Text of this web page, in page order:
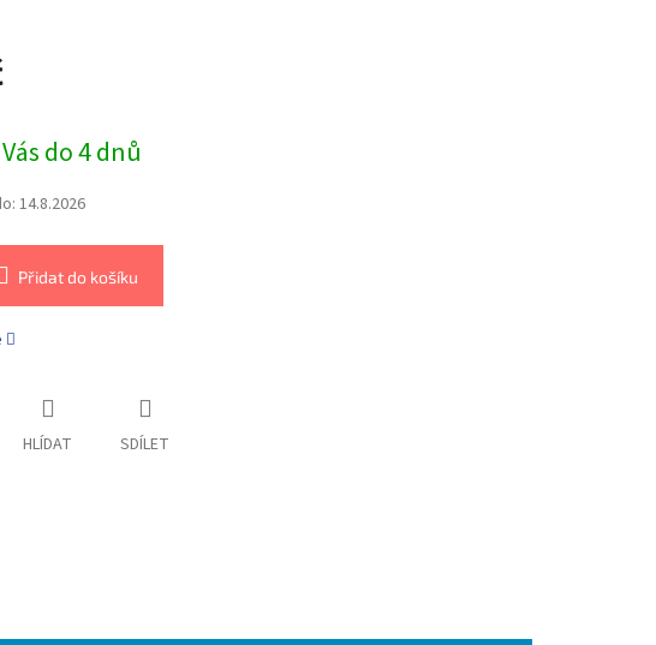
do 4 dnů
14.8.2026
Přidat do košíku
HLÍDAT SDÍLET